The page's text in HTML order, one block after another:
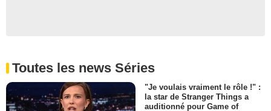
Toutes les news Séries
"Je voulais vraiment le rôle !" :
la star de Stranger Things a
auditionné pour Game of